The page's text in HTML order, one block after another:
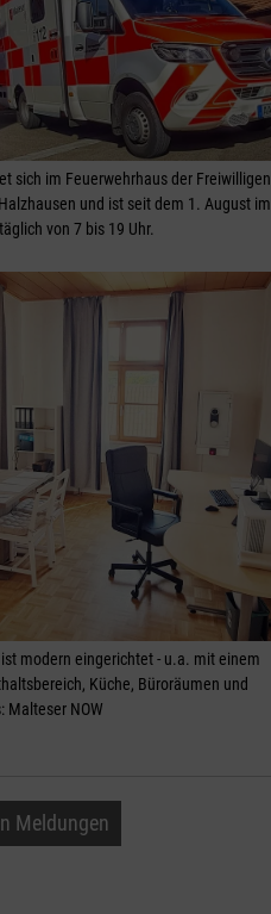
sich im Feuerwehrhaus der Freiwilligen
und ist seit dem 1. August im
von 7 bis 19 Uhr.
modern eingerichtet - u.a. mit einem
Küche, Büroräumen und
Malteser NOW
Meldungen